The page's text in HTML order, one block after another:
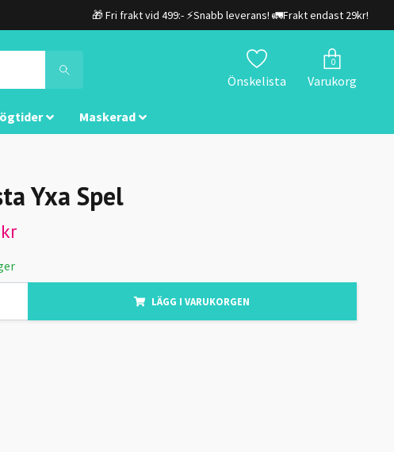
🎁 Fri frakt vid 499:- ⚡Snabb leverans! 🚛Frakt endast 29kr!
Önskelista
0
Varukorg
Maskerad
Yxa Spel
LÄGG I VARUKORGEN